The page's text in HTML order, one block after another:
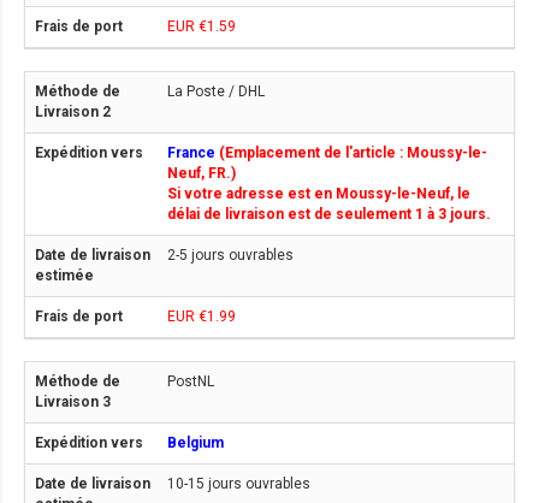
EUR €1.59
La Poste / DHL
France (Emplacement de l'article : Moussy-le-
Neuf, FR.)
Si votre adresse est en Moussy-le-Neuf, le
délai de livraison est de seulement 1 à 3 jours.
2-5 jours ouvrables
EUR €1.99
PostNL
Belgium
10-15 jours ouvrables